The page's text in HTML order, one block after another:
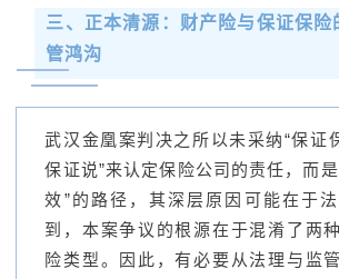
三、正本清源：财产险与保证保险
管鸿沟
武汉金凰案判决之所以未采纳“保证
保证说”来认定保险公司的责任，而
效”的路径，其深层原因可能在于
到，本案争议的根源在于混淆了两
险类型。因此，有必要从法理与监